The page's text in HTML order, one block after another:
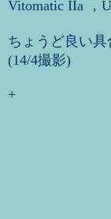
Vitomatic IIa ，
ちょうど良い具
(14/4撮影)
+